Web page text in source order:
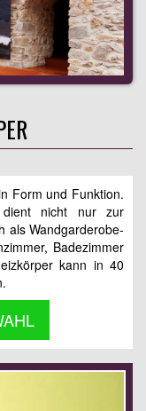
Form und Funktion.
dient nicht nur zur
als Wandgarderobe-
Badezimmer
kann in 40